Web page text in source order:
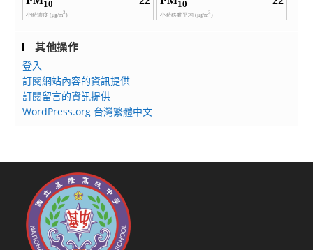
其他操作
登入
訂閱網站內容的資訊提供
訂閱留言的資訊提供
WordPress.org 台灣繁體中文